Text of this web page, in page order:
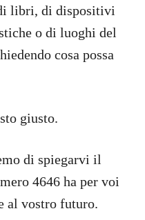
libri, di dispositivi
o di luoghi del
cosa possa
giusto.
di spiegarvi il
4646 ha per voi
al vostro futuro.